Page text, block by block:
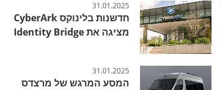
31.01.2025
חדשנות בלינוקס CyberArk
מציגה את Identity Bridge
31.01.2025
המסע המרגש של מרצדס